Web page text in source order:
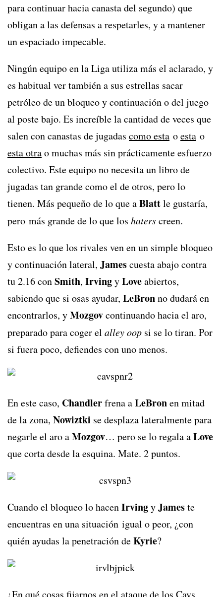
para continuar hacia canasta del segundo) que
obligan a las defensas a respetarles, y a mantener
un espaciado impecable.
Ningún equipo en la Liga utiliza más el aclarado, y
es habitual ver también a sus estrellas sacar
petróleo de un bloqueo y continuación o del juego
al poste bajo. Es increíble la cantidad de veces que
salen con canastas de jugadas como esta oesta o
esta otrao muchas más sin prácticamente esfuerzo
colectivo. Este equipo no necesita un libro de
jugadas tan grande como el de otros, pero lo
tienen. Más pequeño de lo que aBlattle gustaría,
pero más grande de lo que los haterscreen.
Esto es lo que los rivales ven en un simple bloqueo
y continuación lateral, Jamescuesta abajo contra
tu 2.16 conSmith, IrvingyLoveabiertos,
sabiendo que si osas ayudar, LeBronno dudará en
encontrarlos, yMozgovcontinuando hacia el aro,
preparado para coger el alley oop si se lo tiran. Por
si fuera poco, defiendes con uno menos.
En este caso, Chandlerfrena aLeBronen mitad
de la zona, Nowiztki se desplaza lateralmente para
negarle el aro aMozgov… pero se lo regala aLove
que corta desde la esquina. Mate. 2 puntos.
Cuando el bloqueo lo hacenIrvingyJameste
encuentras en una situación igual o peor, ¿con
quién ayudas la penetración deKyrie?
¿En qué cosas fijarnos en el ataque de los Cavs